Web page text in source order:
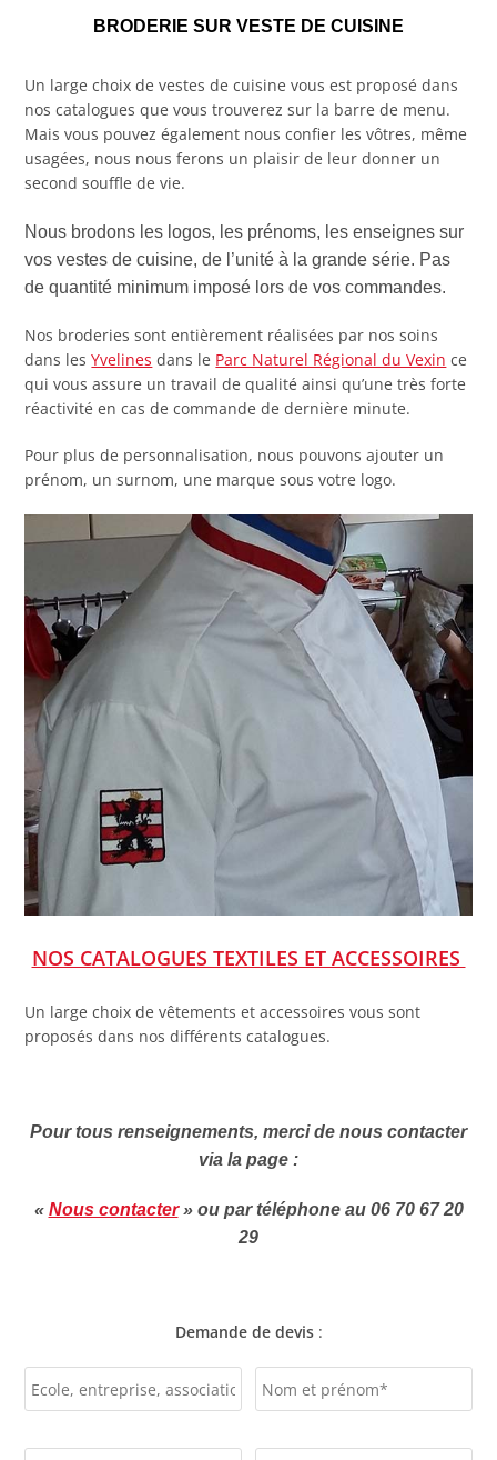
BRODERIE SUR VESTE DE CUISINE
Un large choix de vestes de cuisine vous est proposé dans
nos catalogues que vous trouverez sur la barre de menu.
Mais vous pouvez également nous confier les vôtres, même
usagées, nous nous ferons un plaisir de leur donner un
second souffle de vie.
Nous brodons les logos, les prénoms, les enseignes sur
vos vestes de cuisine, de l’unité à la grande série. Pas
de quantité minimum imposé lors de vos commandes.
Nos broderies sont entièrement réalisées par nos soins
dans lesYvelines dans le Parc Naturel Régional du Vexin ce
qui vous assure un travail de qualité ainsi qu’une très forte
réactivité en cas de commande de dernière minute.
Pour plus de personnalisation, nous pouvons ajouter un
prénom, un surnom, une marque sous votre logo.
NOS CATALOGUES TEXTILES ET ACCESSOIRES
Un large choix de vêtements et accessoires vous sont
proposés dans nos différents catalogues.
Pour tous renseignements, merci de nous contacter
via la page :
« Nous contacter» ou par téléphone au 06 70 67 20
29
Demande de devis: